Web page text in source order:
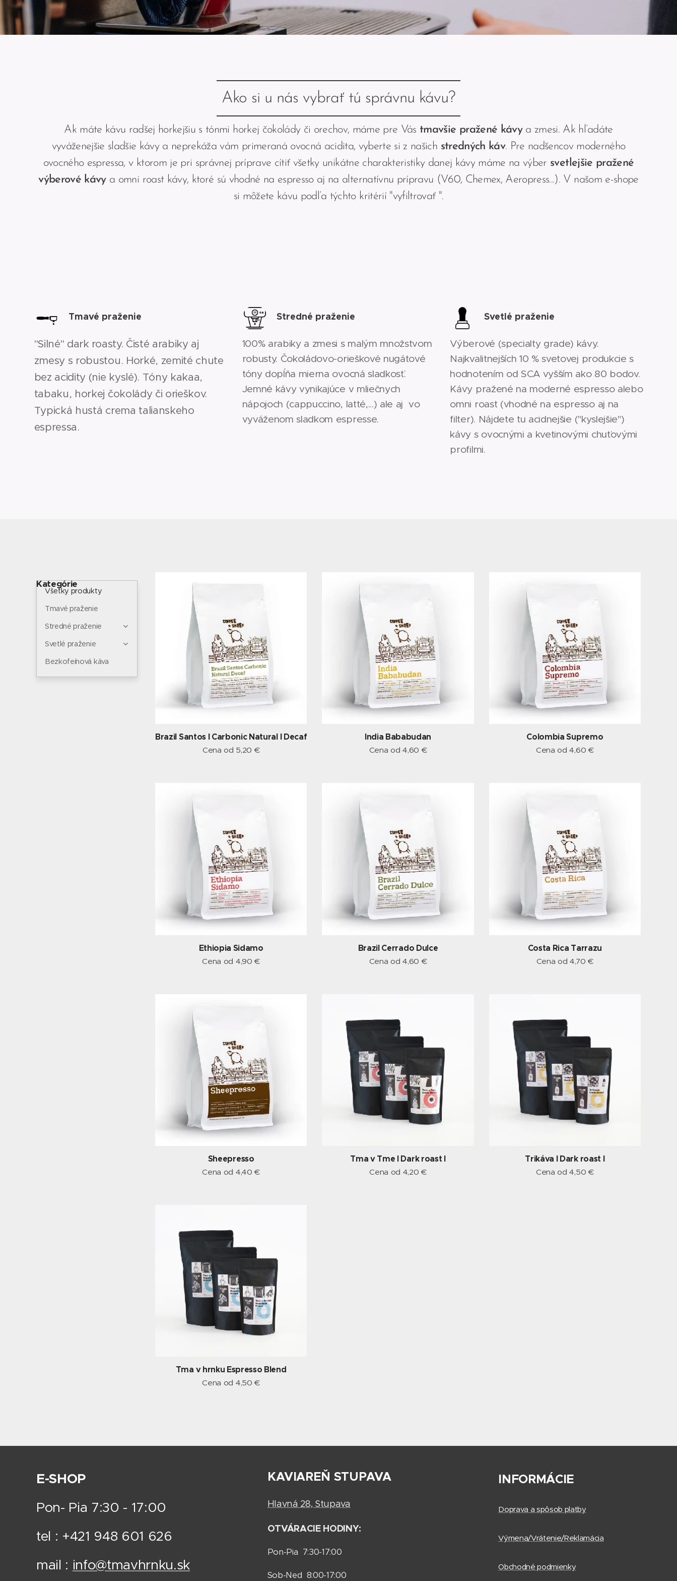
Ako si u nás vybrať tú správnu kávu?
Ak máte kávu radšej horkejšiu s tónmi horkej čokolády či orechov, máme pre Vás tmavšie pražené kávya zmesi. Ak hľadáte
vyváženejšie sladšie kávy a neprekáža vám primeraná ovocná acidita, vyberte si z našich stredných káv. Pre nadšencov moderného
ovocného espressa, v ktorom je pri správnej príprave cítiť všetky unikátne charakteristiky danej kávy máme na výber svetlejšie pražené
výberové kávya omni roast kávy, ktoré sú vhodné na espresso aj na alternatívnu prípravu (V60, Chemex, Aeropress...). V našom e-shope
si môžete kávu podľa týchto kritérií "vyfiltrovať ".
Tmavé praženie
"Silné" dark roasty. Čisté arabiky aj
zmesy s robustou. Horké, zemité chute
bez acidity (nie kyslé). Tóny kakaa,
tabaku, horkej čokolády či orieškov.
Typická hustá crema talianskeho
espressa.
Stredné praženie
100% arabiky a zmesi s malým množstvom
robusty. Čokoládovo-orieškové nugátové
tóny dopĺňa mierna ovocná sladkosť.
Jemné kávy vynikajúce v mliečnych
nápojoch (cappuccino, latté,...) ale aj vo
vyváženom sladkom espresse.
Svetlé praženie
Výberové (specialty grade) kávy.
Najkvalitnejších 10 % svetovej produkcie s
hodnotením od SCA vyšším ako 80 bodov.
Kávy pražené na moderné espresso alebo
omni roast (vhodné na espresso aj na
filter). Nájdete tu acidnejšie ("kyslejšie")
kávy s ovocnými a kvetinovými chuťovými
profilmi.
Kategórie
Všetky produkty
Tmavé praženie
Stredné praženie
Svetlé praženie
Bezkofeínová káva
Brazil Santos I Carbonic Natural I Decaf
Cena od 5,20 €
India Bababudan
Cena od4,60 €
Colombia Supremo
Cena od4,60 €
Ethiopia Sidamo
Cena od 4,90 €
Brazil Cerrado Dulce
Cena od4,60 €
Costa Rica Tarrazu
Cena od 4,70 €
Sheepresso
Cena od 4,40 €
Tma v Tme I Dark roast I
Cena od 4,20 €
Trikáva I Dark roast I
Cena od4,50 €
Tma v hrnku Espresso Blend
Cena od 4,50 €
E-SHOP
Pon- Pia 7:30 - 17:00
tel : +421 948 601 626
mail : info@tmavhrnku.sk
KAVIAREŇ STUPAVA
Hlavná 28, Stupava
OTVÁRACIE HODINY:
Pon-Pia 7:30-17:00
Sob-Ned 8:00-17:00
INFORMÁCIE
Doprava a spôsob platby
Výmena/Vrátenie/Reklamácia
Obchodné podmienky